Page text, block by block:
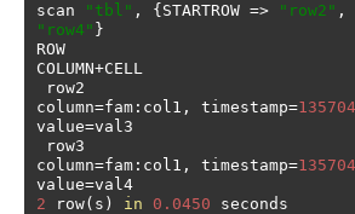
scan "tbl" , { STARTROW => "row2" ,
"row4" }
ROW
COLUMN+CELL
column=fam : col1 , timestamp=
value=val3
column=fam : col1 , timestamp=
value=
2 row( s ) in 0.0450 seconds